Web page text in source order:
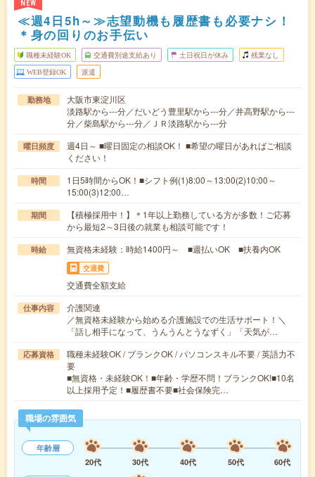
NEW
≪週4日5h～≫志望動機も履歴書も必要ナシ！
＊身の回りのお手伝い
職種未経験OK 交通費別途支給あり 土日祝日が休み 残業なし
WEB登録OK 派遣
勤務地
大阪市東淀川区
淡路駅から---分／だいどう豊里駅から---分／井高野駅から---
分／柴島駅から---分／ＪＲ淡路駅から---分
曜日頻度
週4日～ ■曜日固定の相談OK！ ■希望の曜日があればご相談
ください！
時間
1日5時間からOK！■シフト例(1)8:00～13:00(2)10:00～
15:00(3)12:00…
期間
【積極採用中！】＊1年以上勤務している方が多数！ご応募
から最短2～3日後の就業も相談可能です！
時給 無資格未経験：時給1400円～ ■週払いOK ■扶養内OK
交通費
交通費全額支給
仕事内容
介護関連
／無資格未経験から始める介護施設での生活サポート！＼
「話し相手になって、うんうんとうなずく」「天気が…
応募資格
職種未経験OK / ブランクOK / パソコンスキル不要 / 英語力不
要
■無資格・未経験OK！■年齢・学歴不問！ブランクOK!■10名
以上採用予定！■履歴書不要■社会保険完…
職場の雰囲気
年齢層
20代
30代 40代 50代
60代